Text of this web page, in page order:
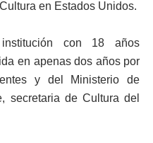
en Estados Unidos.
con 18 años
en apenas dos años por
y del Ministerio de
secretaria de Cultura del